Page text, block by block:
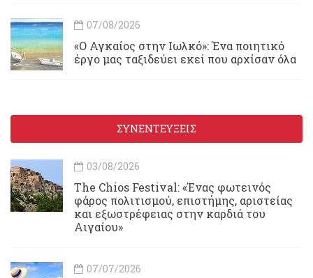
07/08/2026
«Ο Αγκαίος στην Ιωλκό»: Ένα ποιητικό
έργο μας ταξιδεύει εκεί που αρχίσαν όλα
ΣΥΝΕΝΤΕΥΞΕΙΣ
03/08/2026
Τhe Chios Festival: «Ένας φωτεινός
φάρος πολιτισμού, επιστήμης, αριστείας
και εξωστρέφειας στην καρδιά του
Αιγαίου»
07/07/2026